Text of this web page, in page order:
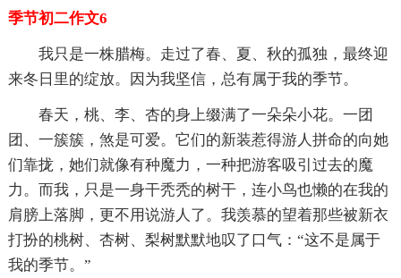
季节初二作文6
我只是一株腊梅。走过了春、夏、秋的孤独，最终迎
来冬日里的绽放。因为我坚信，总有属于我的季节。
春天，桃、李、杏的身上缀满了一朵朵小花。一团
团、一簇簇，煞是可爱。它们的新装惹得游人拼命的向她
们靠拢，她们就像有种魔力，一种把游客吸引过去的魔
力。而我，只是一身干秃秃的树干，连小鸟也懒的在我的
肩膀上落脚，更不用说游人了。我羡慕的望着那些被新衣
打扮的桃树、杏树、梨树默默地叹了口气：“这不是属于
我的季节。”